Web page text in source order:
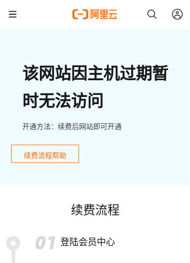
该网站因主机过期暂
时无法访问
开通方法：续费后网站即可开通
续费流程帮助
续费流程
登陆会员中心